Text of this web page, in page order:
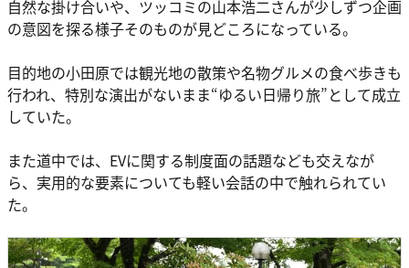
自然な掛け合いや、ツッコミの山本浩二さんが少しずつ企画
の意図を探る様子そのものが見どころになっている。
目的地の小田原では観光地の散策や名物グルメの食べ歩きも
行われ、特別な演出がないまま“ゆるい日帰り旅”として成立
していた。
また道中では、EVに関する制度面の話題なども交えなが
ら、実用的な要素についても軽い会話の中で触れられてい
た。